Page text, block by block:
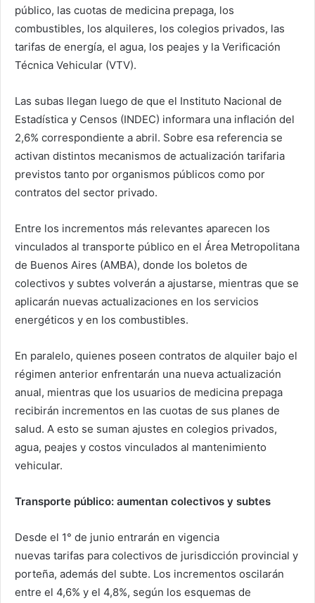
público, las cuotas de medicina prepaga, los
combustibles, los alquileres, los colegios privados, las
tarifas de energía, el agua, los peajes y la Verificación
Técnica Vehicular (VTV).
Las subas llegan luego de que el Instituto Nacional de
Estadística y Censos (INDEC) informara una inflación del
2,6% correspondiente a abril. Sobre esa referencia se
activan distintos mecanismos de actualización tarifaria
previstos tanto por organismos públicos como por
contratos del sector privado.
Entre los incrementos más relevantes aparecen los
vinculados al transporte público en el Área Metropolitana
de Buenos Aires (AMBA), donde los boletos de
colectivos y subtes volverán a ajustarse, mientras que se
aplicarán nuevas actualizaciones en los servicios
energéticos y en los combustibles.
En paralelo, quienes poseen contratos de alquiler bajo el
régimen anterior enfrentarán una nueva actualización
anual, mientras que los usuarios de medicina prepaga
recibirán incrementos en las cuotas de sus planes de
salud. A esto se suman ajustes en colegios privados,
agua, peajes y costos vinculados al mantenimiento
vehicular.
Transporte público: aumentan colectivos y subtes
Desde el 1° de junio entrarán en vigencia
nuevas tarifas para colectivos de jurisdicción provincial y
porteña, además del subte. Los incrementos oscilarán
entre el 4,6% y el 4,8%, según los esquemas de